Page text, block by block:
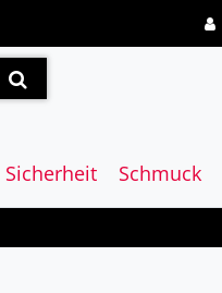
Sicherheit Schmuck